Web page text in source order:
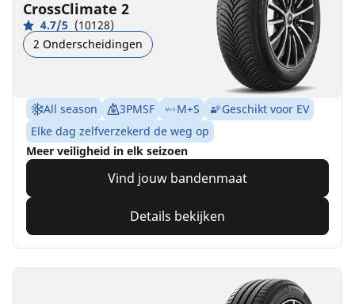
CrossClimate 2
4.7/5 (10128)
2 Onderscheidingen
All season 3PMSF M+S
Geschikt voor EV
Elke dag zelfverzekerd de weg op
Meer veiligheid in elk seizoen
Vind jouw bandenmaat
Details bekijken